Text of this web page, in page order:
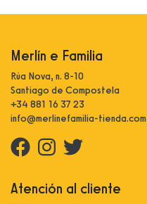
Merlín e Familia
Rúa Nova, n. 8-10
Santiago de Compostela
+34 881 16 37 23
info@merlinefamilia-tienda.com
Atención al cliente